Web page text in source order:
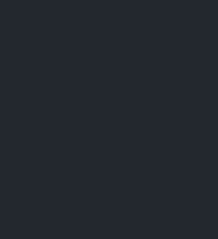
showcase/